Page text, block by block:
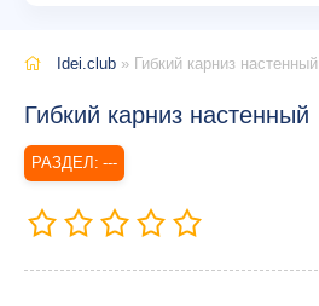
Idei.club » Гибкий карниз настенный
Гибкий карниз настенный
---